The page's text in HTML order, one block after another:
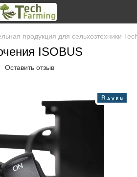
продукция для сельхозтехники
ISOBUS
Оставить отзыв